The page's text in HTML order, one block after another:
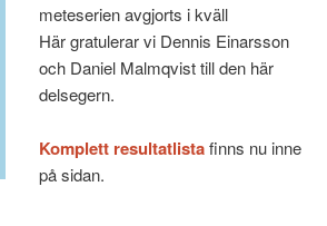
meteserien avgjorts i kväll
Här gratulerar vi Dennis Einarsson
och Daniel Malmqvist till den här
delsegern.
Komplett resultatlistafinns nu inne
på sidan.